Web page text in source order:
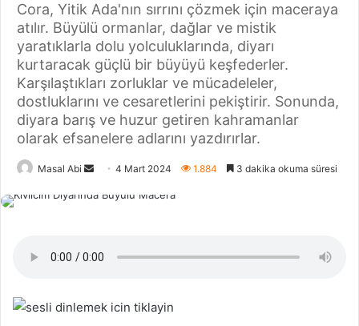
Cora, Yitik Ada'nın sırrını çözmek için maceraya
atılır. Büyülü ormanlar, dağlar ve mistik
yaratıklarla dolu yolculuklarında, diyarı
kurtaracak güçlü bir büyüyü keşfederler.
Karşılaştıkları zorluklar ve mücadeleler,
dostluklarını ve cesaretlerini pekiştirir. Sonunda,
diyara barış ve huzur getiren kahramanlar
olarak efsanelere adlarını yazdırırlar.
Masal Abi
Bir
4 Mart 2024 1.884 3 dakika okuma süresi